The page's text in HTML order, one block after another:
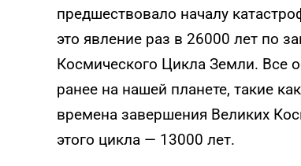
предшествовало началу
это явление раз в 26000 лет по
Космического Цикла Земли. Все
ранее на нашей планете, такие
времена завершения Великих
этого цикла — 13000 лет.